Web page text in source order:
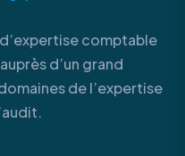
comptable
d’un grand
de l’expertise